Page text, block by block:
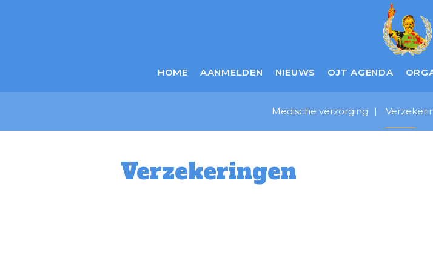
HOME AANMELDEN NIEUWS OJT AGENDA
Medische verzorging
Verzekeringen